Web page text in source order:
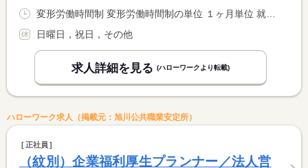
日曜日，祝日，その他
求人詳細を見る (ハローワークより転載)
ハローワーク求人（掲載元：旭川公共職業安定所）
正社員
（紋別）企業福利厚生プランナー／法人営